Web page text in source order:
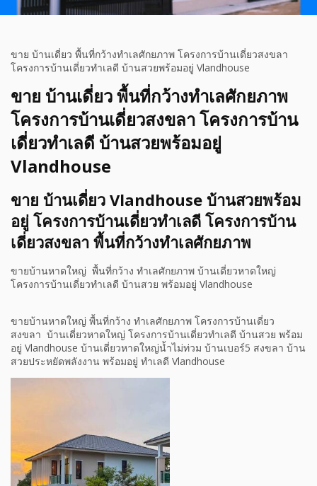
ขาย บ้านเดี่ยว พื้นที่กว้างทำเลศักยภาพ โครงการบ้านเดี่ยวสงขลา
โครงการบ้านเดี่ยวทำเลดี บ้านสวยพร้อมอยู่ Vlandhouse
ขาย บ้านเดี่ยว พื้นที่กว้างทำเลศักยภาพ
โครงการบ้านเดี่ยวสงขลา โครงการบ้าน
เดี่ยวทำเลดี บ้านสวยพร้อมอยู่
Vlandhouse
ขาย บ้านเดี่ยว Vlandhouse บ้านสวยพร้อม
อยู่ โครงการบ้านเดี่ยวทำเลดี โครงการบ้าน
เดี่ยวสงขลา พื้นที่กว้างทำเลศักยภาพ
ขายบ้านหาดใหญ่ พื้นที่กว้าง ทำเลศักยภาพ บ้านเดี่ยวหาดใหญ่
โครงการบ้านเดี่ยวทำเลดี บ้านสวย พร้อมอยู่ Vlandhouse
ขายบ้านหาดใหญ่ พื้นที่กว้าง ทำเลศักยภาพ โครงการบ้านเดี่ยว
สงขลา บ้านเดี่ยวหาดใหญ่ โครงการบ้านเดี่ยวทำเลดี บ้านสวย พร้อม
อยู่ Vlandhouse บ้านเดี่ยวหาดใหญ่น้ำไม่ท่วม บ้านเบอร์5 สงขลา บ้าน
สวยประหยัดพลังงาน พร้อมอยู่ ทำเลดี Vlandhouse